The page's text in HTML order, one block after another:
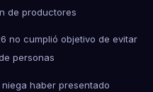
de productores
no cumplió objetivo de evitar
personas
niega haber presentado